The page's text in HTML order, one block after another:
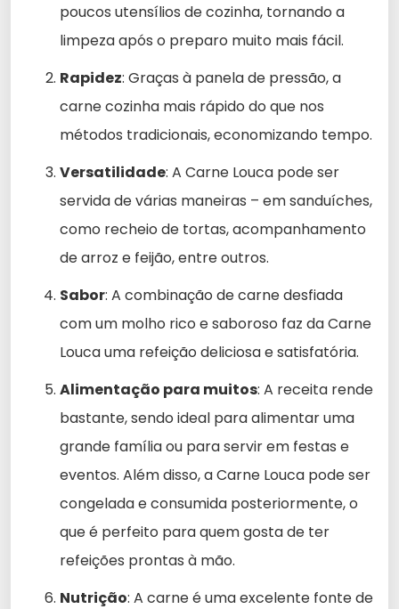
poucos utensílios de cozinha, tornando a
limpeza após o preparo muito mais fácil.
Rapidez: Graças à panela de pressão, a
carne cozinha mais rápido do que nos
métodos tradicionais, economizando tempo.
Versatilidade: A Carne Louca pode ser
servida de várias maneiras – em sanduíches,
como recheio de tortas, acompanhamento
de arroz e feijão, entre outros.
Sabor: A combinação de carne desfiada
com um molho rico e saboroso faz da Carne
Louca uma refeição deliciosa e satisfatória.
Alimentação para muitos: A receita rende
bastante, sendo ideal para alimentar uma
grande família ou para servir em festas e
eventos. Além disso, a Carne Louca pode ser
congelada e consumida posteriormente, o
que é perfeito para quem gosta de ter
refeições prontas à mão.
Nutrição: A carne é uma excelente fonte de